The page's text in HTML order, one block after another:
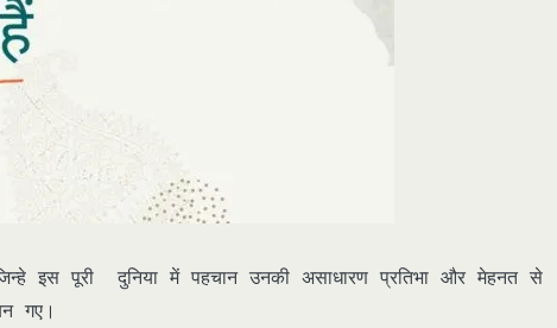
इस पूरी दुनिया में पहचान उनकी असाधारण प्रतिभा और मेहनत से
गए।